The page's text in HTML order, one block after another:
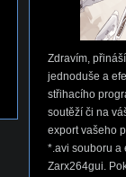
Zdravím,
jednoduše a
střihacího
soutěží či na
export vašeho
*.avi souboru a
Zarx264gui.